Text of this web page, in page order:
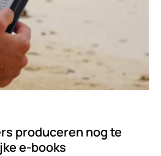
produceren nog te
e-books